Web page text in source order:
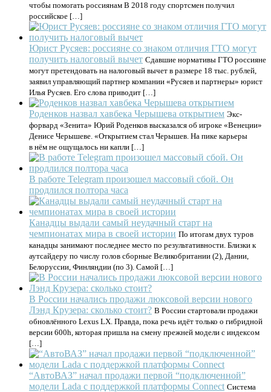
чтобы помогать россиянам В 2018 году спортсмен получил
российское […]
Юрист Русяев: россияне со знаком отличия ГТО могут
получить налоговый вычет Сдавшие нормативы ГТО россияне
могут претендовать на налоговый вычет в размере 18 тыс. рублей,
заявил управляющий партнер компании «Русяев и партнеры» юрист
Илья Русяев. Его слова приводит […]
Роденков назвал хавбека Черышева открытием Экс-
форвард «Зенита» Юрий Роденков высказался об игроке «Венеции»
Денисе Черышеве. «Открытием стал Черышев. На пике карьеры
в нём не ощущалось ни капли […]
В работе Telegram произошел массовый сбой. Он
продлился полтора часа
Канадцы выдали самый неудачный старт на
чемпионатах мира в своей истории По итогам двух туров
канадцы занимают последнее место по результативности. Близки к
аутсайдеру по числу голов сборные Великобритании (2), Дании,
Белоруссии, Финляндии (по 3). Самой […]
В России начались продажи люксовой версии нового
Лэнд Крузера: сколько стоит? В России стартовали продажи
обновлённого Lexus LX. Правда, пока речь идёт только о гибридной
версии 600h, которая пришла на смену прежней модели с индексом
[…]
“АвтоВАЗ” начал продажи первой “подключенной”
модели Lada с поддержкой платформы Connect Система